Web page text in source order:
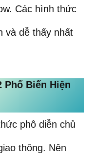
Các hình thức
và dễ thấy nhất
Phổ Biến Hiện
phô diễn chủ
thông. Nên